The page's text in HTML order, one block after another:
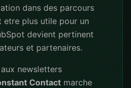
dans des parcours
etre plus utile pour un
devient pertinent
et partenaires.
newsletters
Contact marche